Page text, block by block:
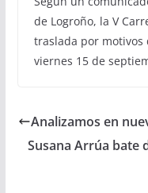
de Logroño, la V
traslada por motivos
viernes 15 de
Analizamos en
Susana Arrúa bate